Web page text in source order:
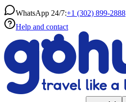
WhatsApp 24/7:+1 (302) 899-2888
Help and contact